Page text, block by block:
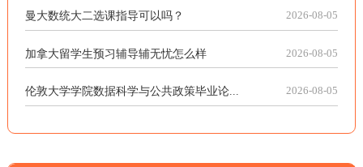
曼大数统大二选课指导可以吗？ 2026-08-05
加拿大留学生预习辅导辅无忧怎么样 2026-08-05
伦敦大学学院数据科学与公共政策毕业论... 2026-08-05